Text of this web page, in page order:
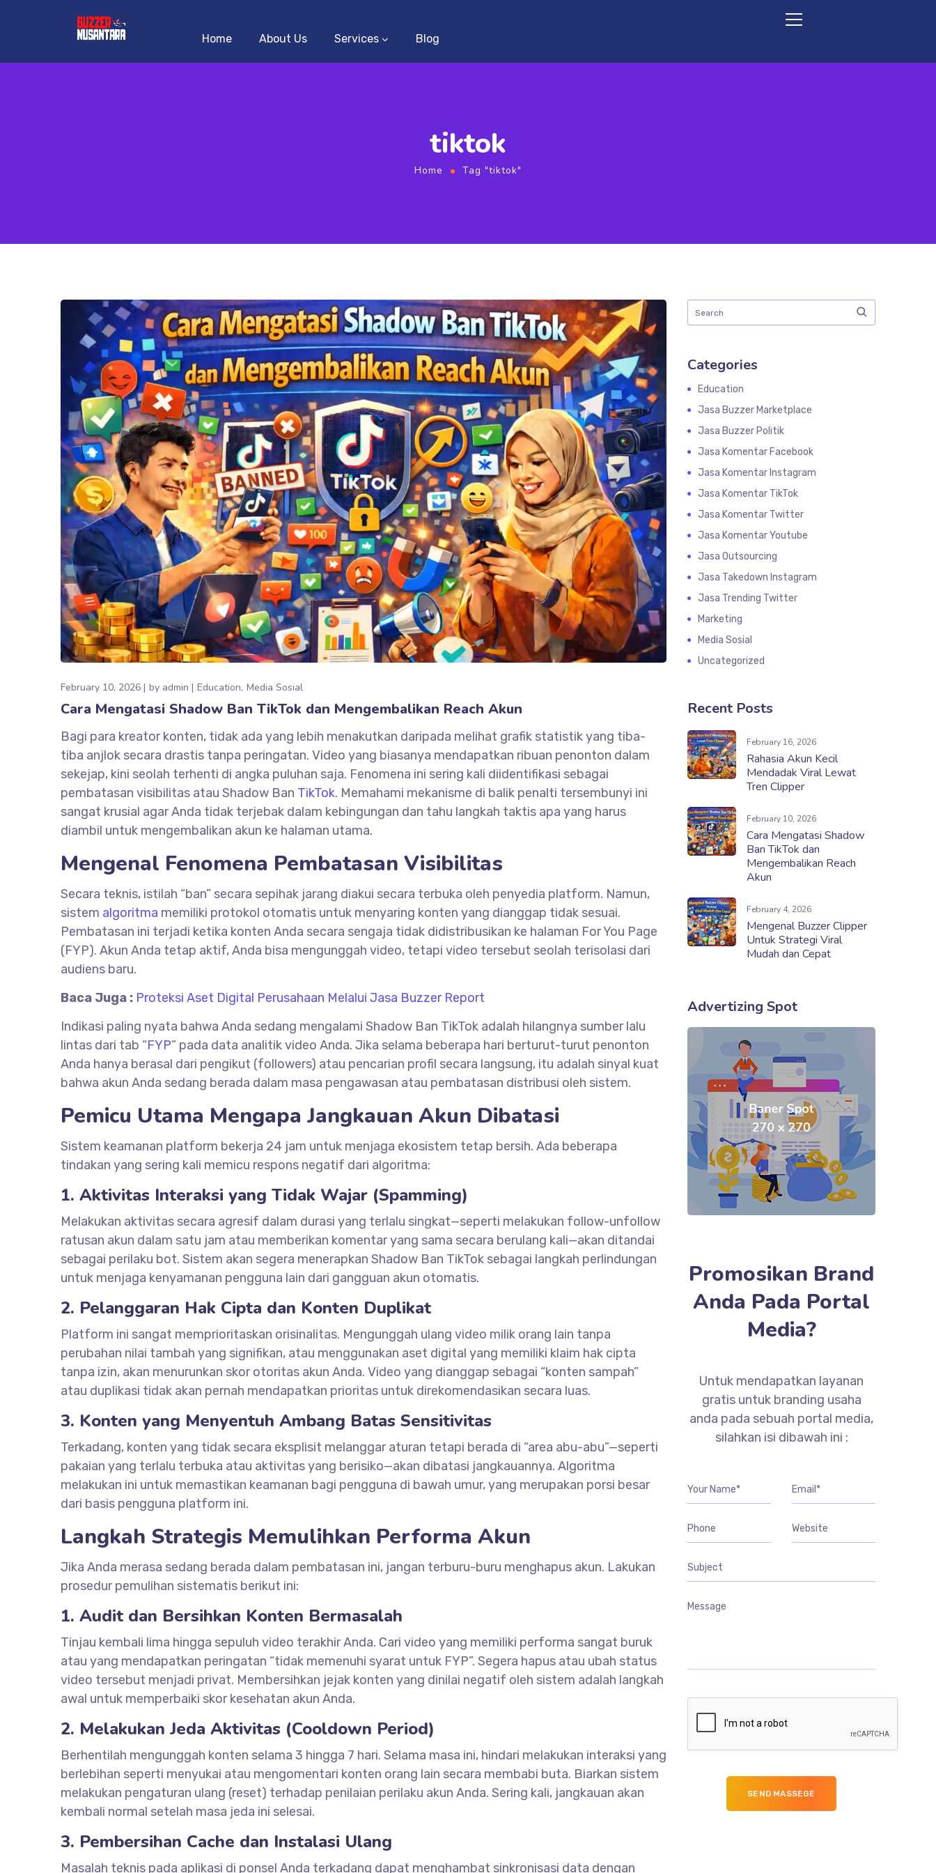
Home About Us Services Blog
tiktok
Home Tag "tiktok"
February 10, 2026 by admin Education Media Sosial
Cara Mengatasi Shadow Ban TikTok dan Mengembalikan Reach Akun
Bagi para kreator konten, tidak ada yang lebih menakutkan daripada melihat grafik statistik yang tiba-
tiba anjlok secara drastis tanpa peringatan. Video yang biasanya mendapatkan ribuan penonton dalam
sekejap, kini seolah terhenti di angka puluhan saja. Fenomena ini sering kali diidentifikasi sebagai
pembatasan visibilitas atau Shadow Ban TikTok. Memahami mekanisme di balik penalti tersembunyi ini
sangat krusial agar Anda tidak terjebak dalam kebingungan dan tahu langkah taktis apa yang harus
diambil untuk mengembalikan akun ke halaman utama.
Mengenal Fenomena Pembatasan Visibilitas
Secara teknis, istilah “ban” secara sepihak jarang diakui secara terbuka oleh penyedia platform. Namun,
sistem algoritma memiliki protokol otomatis untuk menyaring konten yang dianggap tidak sesuai.
Pembatasan ini terjadi ketika konten Anda secara sengaja tidak didistribusikan ke halaman For You Page
(FYP). Akun Anda tetap aktif, Anda bisa mengunggah video, tetapi video tersebut seolah terisolasi dari
audiens baru.
Baca Juga : Proteksi Aset Digital Perusahaan Melalui Jasa Buzzer Report
Indikasi paling nyata bahwa Anda sedang mengalami Shadow Ban TikTok adalah hilangnya sumber lalu
lintas dari tab “FYP” pada data analitik video Anda. Jika selama beberapa hari berturut-turut penonton
Anda hanya berasal dari pengikut (followers) atau pencarian profil secara langsung, itu adalah sinyal kuat
bahwa akun Anda sedang berada dalam masa pengawasan atau pembatasan distribusi oleh sistem.
Pemicu Utama Mengapa Jangkauan Akun Dibatasi
Sistem keamanan platform bekerja 24 jam untuk menjaga ekosistem tetap bersih. Ada beberapa
tindakan yang sering kali memicu respons negatif dari algoritma:
1. Aktivitas Interaksi yang Tidak Wajar (Spamming)
Melakukan aktivitas secara agresif dalam durasi yang terlalu singkat—seperti melakukan follow-unfollow
ratusan akun dalam satu jam atau memberikan komentar yang sama secara berulang kali—akan ditandai
sebagai perilaku bot. Sistem akan segera menerapkan Shadow Ban TikTok sebagai langkah perlindungan
untuk menjaga kenyamanan pengguna lain dari gangguan akun otomatis.
2. Pelanggaran Hak Cipta dan Konten Duplikat
Platform ini sangat memprioritaskan orisinalitas. Mengunggah ulang video milik orang lain tanpa
perubahan nilai tambah yang signifikan, atau menggunakan aset digital yang memiliki klaim hak cipta
tanpa izin, akan menurunkan skor otoritas akun Anda. Video yang dianggap sebagai “konten sampah”
atau duplikasi tidak akan pernah mendapatkan prioritas untuk direkomendasikan secara luas.
3. Konten yang Menyentuh Ambang Batas Sensitivitas
Terkadang, konten yang tidak secara eksplisit melanggar aturan tetapi berada di “area abu-abu”—seperti
pakaian yang terlalu terbuka atau aktivitas yang berisiko—akan dibatasi jangkauannya. Algoritma
melakukan ini untuk memastikan keamanan bagi pengguna di bawah umur, yang merupakan porsi besar
dari basis pengguna platform ini.
Langkah Strategis Memulihkan Performa Akun
Jika Anda merasa sedang berada dalam pembatasan ini, jangan terburu-buru menghapus akun. Lakukan
prosedur pemulihan sistematis berikut ini:
1. Audit dan Bersihkan Konten Bermasalah
Tinjau kembali lima hingga sepuluh video terakhir Anda. Cari video yang memiliki performa sangat buruk
atau yang mendapatkan peringatan “tidak memenuhi syarat untuk FYP”. Segera hapus atau ubah status
video tersebut menjadi privat. Membersihkan jejak konten yang dinilai negatif oleh sistem adalah langkah
awal untuk memperbaiki skor kesehatan akun Anda.
2. Melakukan Jeda Aktivitas (Cooldown Period)
Berhentilah mengunggah konten selama 3 hingga 7 hari. Selama masa ini, hindari melakukan interaksi yang
berlebihan seperti menyukai atau mengomentari konten orang lain secara membabi buta. Biarkan sistem
melakukan pengaturan ulang (reset) terhadap penilaian perilaku akun Anda. Sering kali, jangkauan akan
kembali normal setelah masa jeda ini selesai.
3. Pembersihan Cache dan Instalasi Ulang
Masalah teknis pada aplikasi di ponsel Anda terkadang dapat menghambat sinkronisasi data dengan
Categories
Education
Jasa Buzzer Marketplace
Jasa Buzzer Politik
Jasa Komentar Facebook
Jasa Komentar Instagram
Jasa Komentar TikTok
Jasa Komentar Twitter
Jasa Komentar Youtube
Jasa Outsourcing
Jasa Takedown Instagram
Jasa Trending Twitter
Marketing
Media Sosial
Uncategorized
Recent Posts
February 16, 2026
Rahasia Akun Kecil
Mendadak Viral Lewat
Tren Clipper
February 10, 2026
Cara Mengatasi Shadow
Ban TikTok dan
Mengembalikan Reach
Akun
February 4, 2026
Mengenal Buzzer Clipper
Untuk Strategi Viral
Mudah dan Cepat
Advertizing Spot
Promosikan Brand
Anda Pada Portal
Media?
Untuk mendapatkan layanan
gratis untuk branding usaha
anda pada sebuah portal media,
silahkan isi dibawah ini :